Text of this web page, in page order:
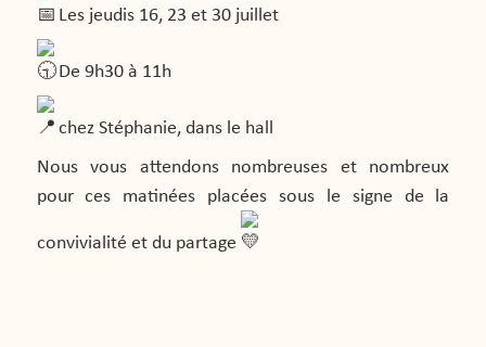
Les jeudis 16, 23 et 30 juillet
De 9h30 à 11h
chez Stéphanie, dans le hall
Nous vous attendons nombreuses et nombreux
pour ces matinées placées sous le signe de la
convivialité et du partage